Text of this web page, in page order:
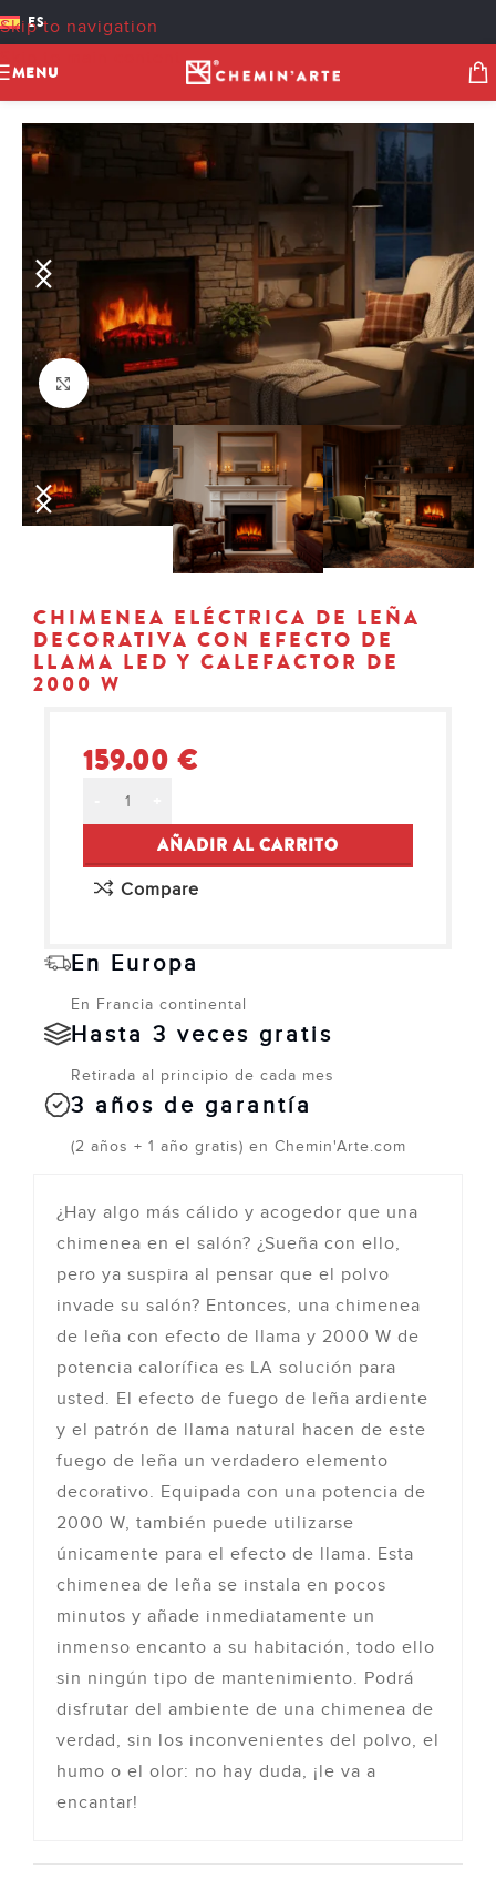
Skip to navigation
ES
MENU
Click to enlarge
CHIMENEA ELÉCTRICA DE LEÑA
DECORATIVA CON EFECTO DE
LLAMA LED Y CALEFACTOR DE
2000 W
159.00 €
AÑADIR AL CARRITO
Alternative:
Compare
En Europa
En Francia continental
Hasta 3 veces gratis
Retirada al principio de cada mes
3 años de garantía
(2 años + 1 año gratis) en Chemin'Arte.com
¿Hay algo más cálido y acogedor que una
chimenea en el salón? ¿Sueña con ello,
pero ya suspira al pensar que el polvo
invade su salón? Entonces, una chimenea
de leña con efecto de llama y 2000 W de
potencia calorífica es LA solución para
usted. El efecto de fuego de leña ardiente
y el patrón de llama natural hacen de este
fuego de leña un verdadero elemento
decorativo. Equipada con una potencia de
2000 W, también puede utilizarse
únicamente para el efecto de llama. Esta
chimenea de leña se instala en pocos
minutos y añade inmediatamente un
inmenso encanto a su habitación, todo ello
sin ningún tipo de mantenimiento. Podrá
disfrutar del ambiente de una chimenea de
verdad, sin los inconvenientes del polvo, el
humo o el olor: no hay duda, ¡le va a
encantar!